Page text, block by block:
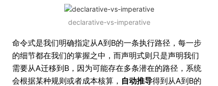
declarative-vs-imperative
命令式是我们明确指定从A到B的一条执行路径，每一步
的细节都在我们的掌握之中，而声明式则只是声明我们
需要从A迁移到B，因为可能存在多条潜在的路径，系统
会根据某种规则或者成本核算， 自动推导得到从A到B的